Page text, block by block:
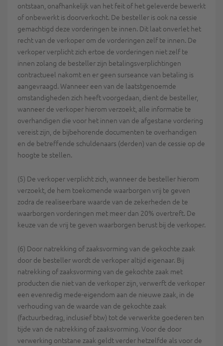
ontstaan, onafhankelijk van het feit of het geleverde bewerkt
of onbewerkt is doorverkocht. De besteller is ook na cessie
gemachtigd deze vorderingen te innen. Dit laat onverlet het
recht van de verkoper om de vorderingen zelf te innen. De
verkoper verplicht zich ertoe de vorderingen niet zelf te
innen zolang de besteller zijn betalingsverplichtingen
contractueel nakomt en er geen surseance van betaling is
aangevraagd. Wanneer een van de laatstgenoemde
omstandigheden zich heeft voorgedaan, dient de besteller,
wanneer de verkoper hierom verzoekt, alle informatie te
overhandigen die voor het innen van de afgestane vordering
vereist zijn, de bijbehorende documenten te overhandigen
en de betreffende schuldenaars (derden) van de cessie op de
hoogte te stellen.
(5) De verkoper verplicht zich, wanneer de besteller hierom
verzoekt, de hem toekomende waarborgen vrij te geven
zodra de realiseerbare waarde van de zekerheden de te
waarborgen vorderingen met meer dan 20% overtreft. De
keuze van de vrij te geven waarborgen berust bij de verkoper.
(6) Door natrekking of zaaksvorming van de gekochte zaak
door de besteller wordt de verkoper altijd eigenaar. Bij
natrekking of zaaksvorming van de gekochte zaak met
producten die niet van de verkoper zijn, verwerft de verkoper
een evenredig mede-eigendom aan de nieuwe zaak, in de
verhouding van de waarde van de gekochte zaak
(factuurbedrag, inclusief btw) tot de verwerkte goederen ten
tijde van de natrekking of zaaksvorming. Voor de door
verwerking ontstane zaak geldt verder hetzelfde als voor de